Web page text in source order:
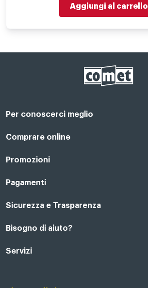
Aggiungi al carrello
Per conoscerci meglio
Il Gruppo Comet
Punti di forza
Comprare online
Registrati su Comet
Acquista Online
Servizi aggiuntivi di consegna
Promozioni
Outlet
Pagamenti
Modalità di pagamento
Finanziamenti online
Sicurezza e Trasparenza
Condizioni generali di vendita
Garanzia Legale
Bisogno di aiuto?
Segui il tuo ordine
Servizi